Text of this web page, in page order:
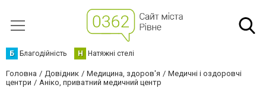
Б Благодійність Н Натяжні стелі
Головна Довідник Медицина, здоров'я
Медичні і оздоровчі
центри
Аніко, приватний медичний центр